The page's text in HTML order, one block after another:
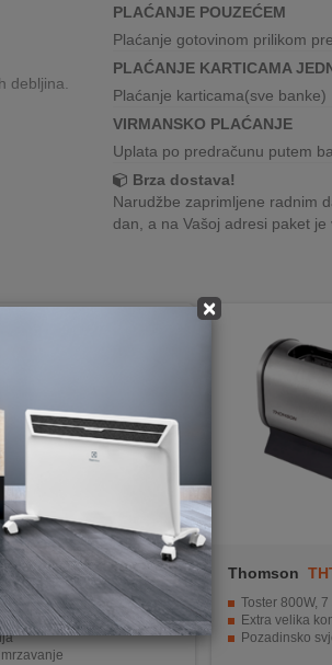
×
debljina.
PLAĆANJE POUZEĆEM
Plaćanje gotovinom prilikom
PLAĆANJE KARTICAMA
Plaćanje karticama(sve banke)
VIRMANSKO PLAĆANJE
Uplata po predračunu putem
Brza dostava!
Narudžbe zaprimljene radnim
dan, a na Vašoj adresi paket je
Thomson
Toster 800W,
Extra velika
Pozadinsko